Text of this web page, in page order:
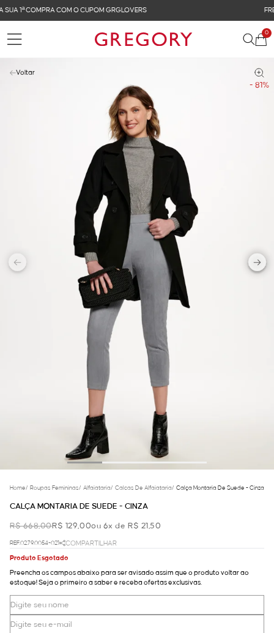
FRETE GRÁTIS NAS COMPRAS ACIMA DE R$ 899
0
- 81%
Voltar
Home/ Roupas Femininas/ Alfaiataria/ Calcas De Alfaiataria/ Calça Montaria De Suede - Cinza
CALÇA MONTARIA DE SUEDE - CINZA
R$ 668,00R$ 129,00ou 6x de R$ 21,50
REF.02.79.0054-021
COMPARTILHAR
Produto Esgotado
Preencha os campos abaixo para ser avisado assim que o produto voltar ao
estoque! Seja o primeiro a saber e receba ofertas exclusivas.